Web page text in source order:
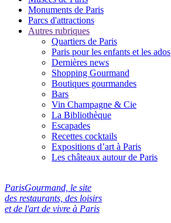
Monuments de Paris
Parcs d'attractions
Autres rubriques
Quartiers de Paris
Paris pour les enfants et les ados
Dernières news
Shopping Gourmand
Boutiques gourmandes
Bars
Vin Champagne & Cie
La Bibliothèque
Escapades
Recettes cocktails
Expositions d’art à Paris
Les châteaux autour de Paris
ParisGourmand, le site
des restaurants, des loisirs
et de l'art de vivre à Paris